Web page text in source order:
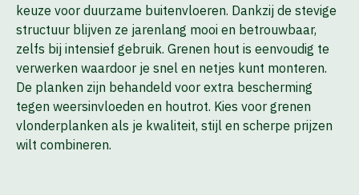
keuze voor duurzame buitenvloeren. Dankzij de stevige
structuur blijven ze jarenlang mooi en betrouwbaar,
zelfs bij intensief gebruik. Grenen hout is eenvoudig te
verwerken waardoor je snel en netjes kunt monteren.
De planken zijn behandeld voor extra bescherming
tegen weersinvloeden en houtrot. Kies voor grenen
vlonderplanken als je kwaliteit, stijl en scherpe prijzen
wilt combineren.